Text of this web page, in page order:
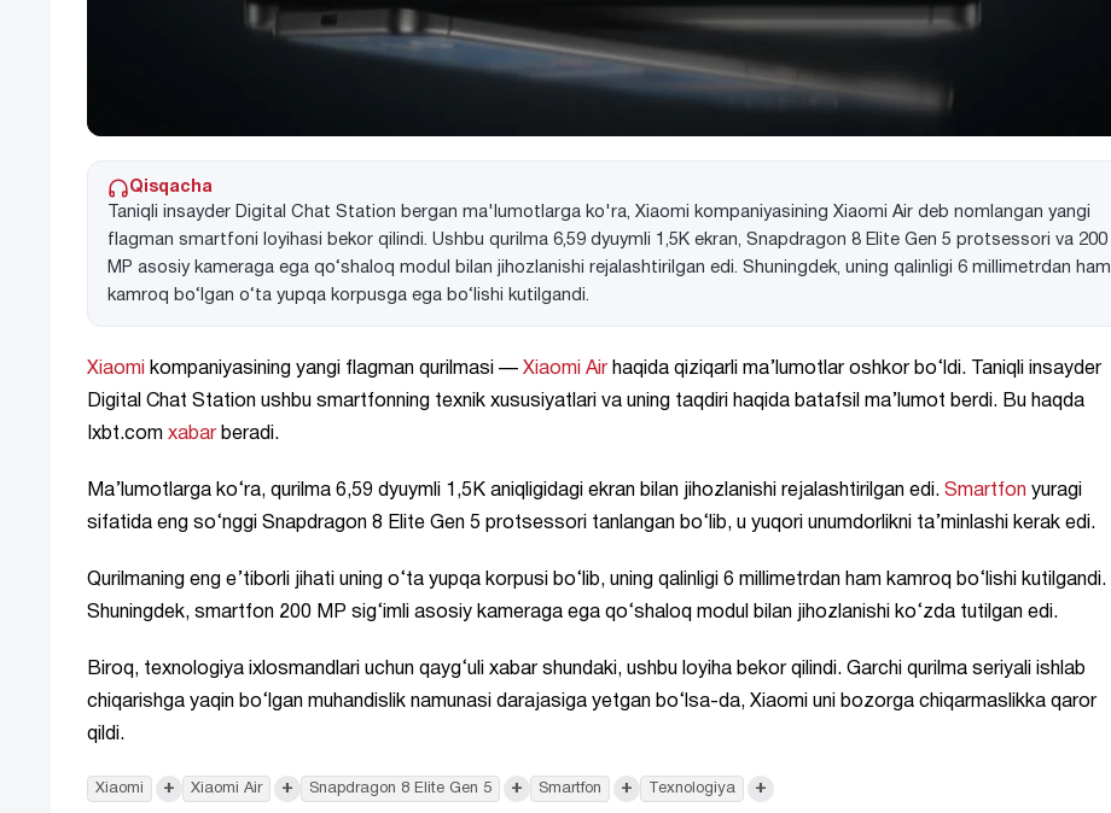
Qisqacha
Taniqli insayder Digital Chat Station bergan ma'lumotlarga ko'ra, Xiaomi kompaniyasining Xiaomi Air deb nomlangan yangi
flagman smartfoni loyihasi bekor qilindi. Ushbu qurilma 6,59 dyuymli 1,5K ekran, Snapdragon 8 Elite Gen 5 protsessori va 200
MP asosiy kameraga ega qo‘shaloq modul bilan jihozlanishi rejalashtirilgan edi. Shuningdek, uning qalinligi 6 millimetrdan ham
kamroq bo‘lgan o‘ta yupqa korpusga ega bo‘lishi kutilgandi.
Xiaomi kompaniyasining yangi flagman qurilmasi — Xiaomi Air haqida qiziqarli ma’lumotlar oshkor bo‘ldi. Taniqli insayder
Digital Chat Station ushbu smartfonning texnik xususiyatlari va uning taqdiri haqida batafsil ma’lumot berdi. Bu haqda
Ixbt.com xabar beradi.
Ma’lumotlarga ko‘ra, qurilma 6,59 dyuymli 1,5K aniqligidagi ekran bilan jihozlanishi rejalashtirilgan edi. Smartfon yuragi
sifatida eng so‘nggi Snapdragon 8 Elite Gen 5 protsessori tanlangan bo‘lib, u yuqori unumdorlikni ta’minlashi kerak edi.
Qurilmaning eng e’tiborli jihati uning o‘ta yupqa korpusi bo‘lib, uning qalinligi 6 millimetrdan ham kamroq bo‘lishi kutilgandi.
Shuningdek, smartfon 200 MP sig‘imli asosiy kameraga ega qo‘shaloq modul bilan jihozlanishi ko‘zda tutilgan edi.
Biroq, texnologiya ixlosmandlari uchun qayg‘uli xabar shundaki, ushbu loyiha bekor qilindi. Garchi qurilma seriyali ishlab
chiqarishga yaqin bo‘lgan muhandislik namunasi darajasiga yetgan bo‘lsa-da, Xiaomi uni bozorga chiqarmaslikka qaror
qildi.
Xiaomi + Xiaomi Air + Snapdragon 8 Elite Gen 5 + Smartfon + Texnologiya +